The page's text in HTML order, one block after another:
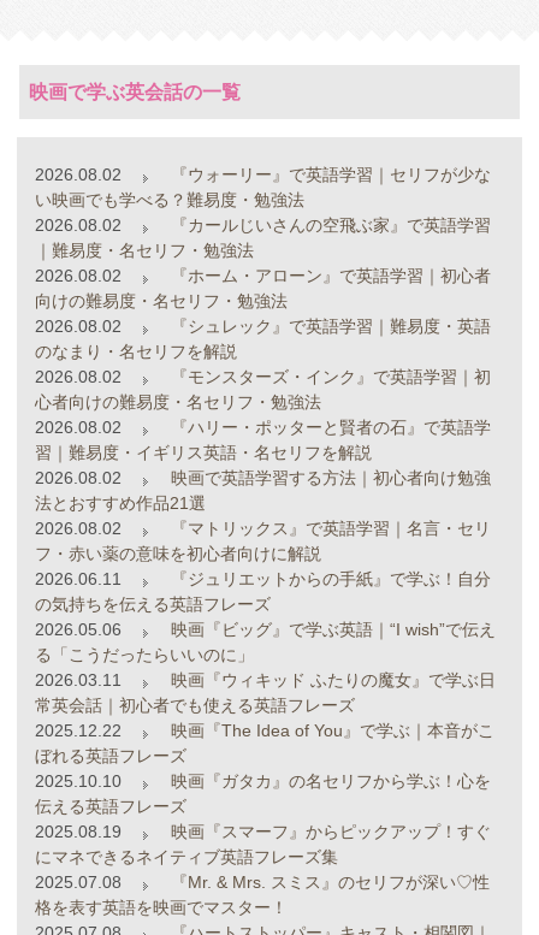
映画で学ぶ英会話の一覧
2026.08.02
『ウォーリー』で英語学習｜セリフが少な
い映画でも学べる？難易度・勉強法
2026.08.02
『カールじいさんの空飛ぶ家』で英語学習
｜難易度・名セリフ・勉強法
2026.08.02
『ホーム・アローン』で英語学習｜初心者
向けの難易度・名セリフ・勉強法
2026.08.02
『シュレック』で英語学習｜難易度・英語
のなまり・名セリフを解説
2026.08.02
『モンスターズ・インク』で英語学習｜初
心者向けの難易度・名セリフ・勉強法
2026.08.02
『ハリー・ポッターと賢者の石』で英語学
習｜難易度・イギリス英語・名セリフを解説
2026.08.02
映画で英語学習する方法｜初心者向け勉強
法とおすすめ作品21選
2026.08.02
『マトリックス』で英語学習｜名言・セリ
フ・赤い薬の意味を初心者向けに解説
2026.06.11
『ジュリエットからの手紙』で学ぶ！自分
の気持ちを伝える英語フレーズ
2026.05.06
映画『ビッグ』で学ぶ英語｜“I wish”で伝え
る「こうだったらいいのに」
2026.03.11
映画『ウィキッド ふたりの魔女』で学ぶ日
常英会話｜初心者でも使える英語フレーズ
2025.12.22
映画『The Idea of You』で学ぶ｜本音がこ
ぼれる英語フレーズ
2025.10.10
映画『ガタカ』の名セリフから学ぶ！心を
伝える英語フレーズ
2025.08.19
映画『スマーフ』からピックアップ！すぐ
にマネできるネイティブ英語フレーズ集
2025.07.08
『Mr. & Mrs. スミス』のセリフが深い♡性
格を表す英語を映画でマスター！